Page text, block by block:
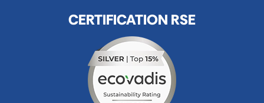
CERTIFICATION RSE